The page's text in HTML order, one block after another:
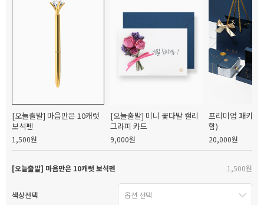
[오늘출발] 마음만은 10캐럿
보석펜
1,500원
[오늘출발] 미니 꽃다발 캘리
그라피 카드
9,000원
프리미엄 패키지
함)
20,000원
[오늘출발] 마음만은 10캐럿 보석펜 1,500원
색상선택